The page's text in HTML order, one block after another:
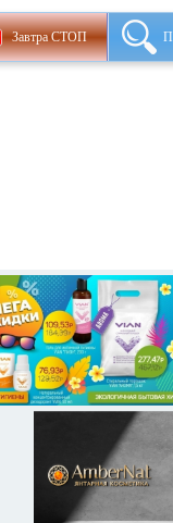
Завтра СТОП